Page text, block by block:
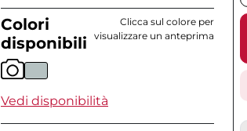
Colori
disponibili
Clicca sul colore per
visualizzare un anteprima
Vedi disponibilità